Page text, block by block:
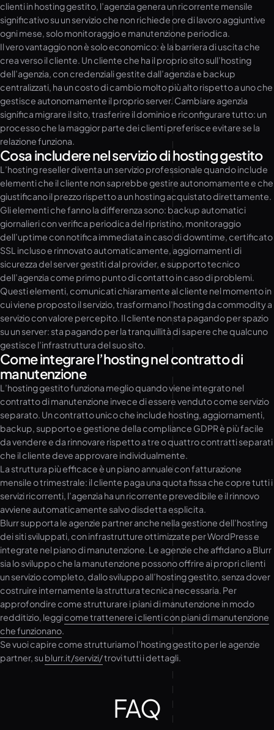
clienti in hosting gestito, l’agenzia genera un ricorrente mensile
significativo su un servizio che non richiede ore di lavoro aggiuntive
ogni mese, solo monitoraggio e manutenzione periodica.
Il vero vantaggio non è solo economico: è la barriera di uscita che
crea verso il cliente. Un cliente che ha il proprio sito sull’hosting
dell’agenzia, con credenziali gestite dall’agenzia e backup
centralizzati, ha un costo di cambio molto più alto rispetto a uno che
gestisce autonomamente il proprio server. Cambiare agenzia
significa migrare il sito, trasferire il dominio e riconfigurare tutto: un
processo che la maggior parte dei clienti preferisce evitare se la
relazione funziona.
Cosa includere nel servizio di hosting gestito
L’hosting reseller diventa un servizio professionale quando include
elementi che il cliente non saprebbe gestire autonomamente e che
giustificano il prezzo rispetto a un hosting acquistato direttamente.
Gli elementi che fanno la differenza sono: backup automatici
giornalieri con verifica periodica del ripristino, monitoraggio
dell’uptime con notifica immediata in caso di downtime, certificato
SSL incluso e rinnovato automaticamente, aggiornamenti di
sicurezza del server gestiti dal provider, e supporto tecnico
dell’agenzia come primo punto di contatto in caso di problemi.
Questi elementi, comunicati chiaramente al cliente nel momento in
cui viene proposto il servizio, trasformano l’hosting da commodity a
servizio con valore percepito. Il cliente non sta pagando per spazio
su un server: sta pagando per la tranquillità di sapere che qualcuno
gestisce l’infrastruttura del suo sito.
Come integrare l’hosting nel contratto di
manutenzione
L’hosting gestito funziona meglio quando viene integrato nel
contratto di manutenzione invece di essere venduto come servizio
separato. Un contratto unico che include hosting, aggiornamenti,
backup, supporto e gestione della compliance GDPR è più facile
da vendere e da rinnovare rispetto a tre o quattro contratti separati
che il cliente deve approvare individualmente.
La struttura più efficace è un piano annuale con fatturazione
mensile o trimestrale: il cliente paga una quota fissa che copre tutti i
servizi ricorrenti, l’agenzia ha un ricorrente prevedibile e il rinnovo
avviene automaticamente salvo disdetta esplicita.
Blurr supporta le agenzie partner anche nella gestione dell’hosting
dei siti sviluppati, con infrastrutture ottimizzate per WordPress e
integrate nel piano di manutenzione. Le agenzie che affidano a Blurr
sia lo sviluppo che la manutenzione possono offrire ai propri clienti
un servizio completo, dallo sviluppo all’hosting gestito, senza dover
costruire internamente la struttura tecnica necessaria. Per
approfondire come strutturare i piani di manutenzione in modo
redditizio, leggicome trattenere i clienti con piani di manutenzione
che funzionano.
Se vuoi capire come strutturiamo l’hosting gestito per le agenzie
partner, su blurr.it/servizi/trovi tutti i dettagli.
FAQ